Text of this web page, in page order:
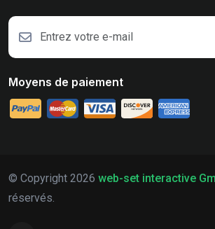
Moyens de paiement
© Copyright 2026 web-set interactive
réservés.